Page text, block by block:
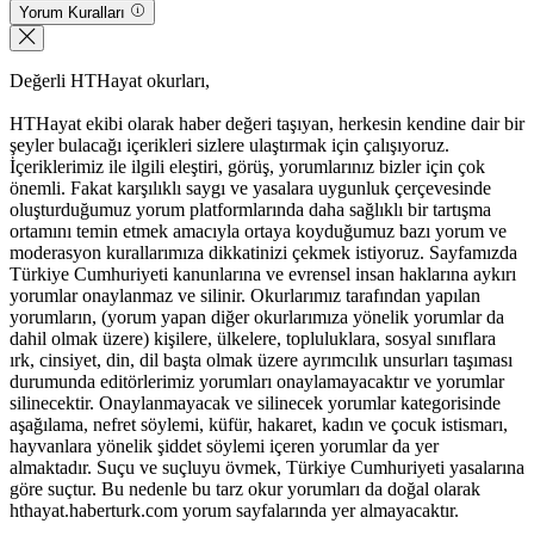
Yorum Kuralları
Değerli HTHayat okurları,
HTHayat ekibi olarak haber değeri taşıyan, herkesin kendine dair bir
şeyler bulacağı içerikleri sizlere ulaştırmak için çalışıyoruz.
İçeriklerimiz ile ilgili eleştiri, görüş, yorumlarınız bizler için çok
önemli. Fakat karşılıklı saygı ve yasalara uygunluk çerçevesinde
oluşturduğumuz yorum platformlarında daha sağlıklı bir tartışma
ortamını temin etmek amacıyla ortaya koyduğumuz bazı yorum ve
moderasyon kurallarımıza dikkatinizi çekmek istiyoruz. Sayfamızda
Türkiye Cumhuriyeti kanunlarına ve evrensel insan haklarına aykırı
yorumlar onaylanmaz ve silinir. Okurlarımız tarafından yapılan
yorumların, (yorum yapan diğer okurlarımıza yönelik yorumlar da
dahil olmak üzere) kişilere, ülkelere, topluluklara, sosyal sınıflara
ırk, cinsiyet, din, dil başta olmak üzere ayrımcılık unsurları taşıması
durumunda editörlerimiz yorumları onaylamayacaktır ve yorumlar
silinecektir. Onaylanmayacak ve silinecek yorumlar kategorisinde
aşağılama, nefret söylemi, küfür, hakaret, kadın ve çocuk istismarı,
hayvanlara yönelik şiddet söylemi içeren yorumlar da yer
almaktadır. Suçu ve suçluyu övmek, Türkiye Cumhuriyeti yasalarına
göre suçtur. Bu nedenle bu tarz okur yorumları da doğal olarak
hthayat.haberturk.com yorum sayfalarında yer almayacaktır.